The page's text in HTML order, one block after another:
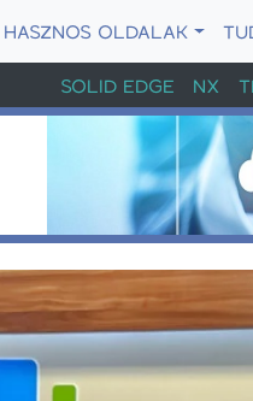
HASZNOS OLDALAK
SOLID EDGE
NX